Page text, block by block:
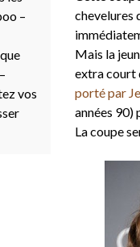
chevelures
Mais la
extra court
porté par
années 90)
La coupe
–
vos